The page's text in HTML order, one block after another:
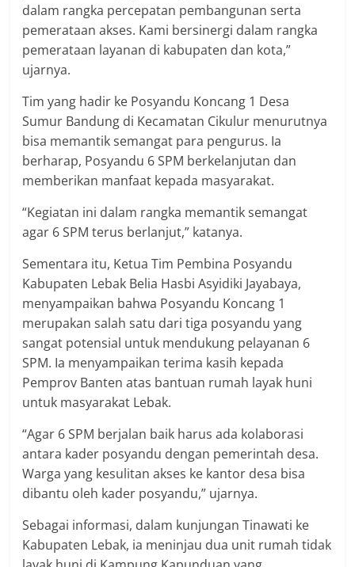
dalam rangka percepatan pembangunan serta
pemerataan akses. Kami bersinergi dalam rangka
pemerataan layanan di kabupaten dan kota,”
ujarnya.
Tim yang hadir ke Posyandu Koncang 1 Desa
Sumur Bandung di Kecamatan Cikulur menurutnya
bisa memantik semangat para pengurus. Ia
berharap, Posyandu 6 SPM berkelanjutan dan
memberikan manfaat kepada masyarakat.
“Kegiatan ini dalam rangka memantik semangat
agar 6 SPM terus berlanjut,” katanya.
Sementara itu, Ketua Tim Pembina Posyandu
Kabupaten Lebak Belia Hasbi Asyidiki Jayabaya,
menyampaikan bahwa Posyandu Koncang 1
merupakan salah satu dari tiga posyandu yang
sangat potensial untuk mendukung pelayanan 6
SPM. Ia menyampaikan terima kasih kepada
Pemprov Banten atas bantuan rumah layak huni
untuk masyarakat Lebak.
“Agar 6 SPM berjalan baik harus ada kolaborasi
antara kader posyandu dengan pemerintah desa.
Warga yang kesulitan akses ke kantor desa bisa
dibantu oleh kader posyandu,” ujarnya.
Sebagai informasi, dalam kunjungan Tinawati ke
Kabupaten Lebak, ia meninjau dua unit rumah tidak